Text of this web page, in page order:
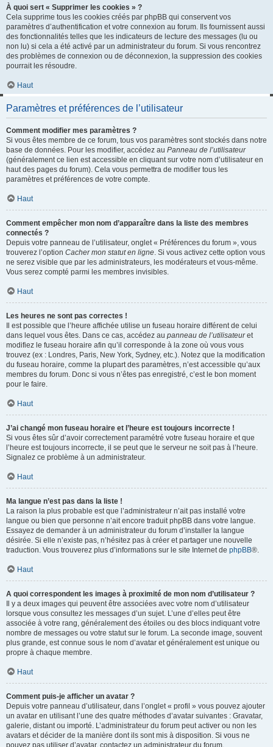
À quoi sert « Supprimer les cookies » ?
Cela supprime tous les cookies créés par phpBB qui conservent vos
paramètres d’authentification et votre connexion au forum. Ils fournissent aussi
des fonctionnalités telles que les indicateurs de lecture des messages (lu ou
non lu) si cela a été activé par un administrateur du forum. Si vous rencontrez
des problèmes de connexion ou de déconnexion, la suppression des cookies
pourrait les résoudre.
Haut
Paramètres et préférences de l’utilisateur
Comment modifier mes paramètres ?
Si vous êtes membre de ce forum, tous vos paramètres sont stockés dans notre
base de données. Pour les modifier, accédez au Panneau de l’utilisateur
(généralement ce lien est accessible en cliquant sur votre nom d’utilisateur en
haut des pages du forum). Cela vous permettra de modifier tous les
paramètres et préférences de votre compte.
Haut
Comment empêcher mon nom d’apparaître dans la liste des membres
connectés ?
Depuis votre panneau de l’utilisateur, onglet « Préférences du forum », vous
trouverez l’option Cacher mon statut en ligne. Si vous activez cette option vous
ne serez visible que par les administrateurs, les modérateurs et vous-même.
Vous serez compté parmi les membres invisibles.
Haut
Les heures ne sont pas correctes !
Il est possible que l’heure affichée utilise un fuseau horaire différent de celui
dans lequel vous êtes. Dans ce cas, accédez au panneau de l’utilisateuret
modifiez le fuseau horaire afin qu’il corresponde à la zone où vous vous
trouvez (ex : Londres, Paris, New York, Sydney, etc.). Notez que la modification
du fuseau horaire, comme la plupart des paramètres, n’est accessible qu’aux
membres du forum. Donc si vous n’êtes pas enregistré, c’est le bon moment
pour le faire.
Haut
J’ai changé mon fuseau horaire et l’heure est toujours incorrecte !
Si vous êtes sûr d’avoir correctement paramétré votre fuseau horaire et que
l’heure est toujours incorrecte, il se peut que le serveur ne soit pas à l’heure.
Signalez ce problème à un administrateur.
Haut
Ma langue n’est pas dans la liste !
La raison la plus probable est que l’administrateur n’ait pas installé votre
langue ou bien que personne n’ait encore traduit phpBB dans votre langue.
Essayez de demander à un administrateur du forum d’installer la langue
désirée. Si elle n’existe pas, n’hésitez pas à créer et partager une nouvelle
traduction. Vous trouverez plus d’informations sur le site Internet de phpBB®.
Haut
A quoi correspondent les images à proximité de mon nom d’utilisateur ?
Il y a deux images qui peuvent être associées avec votre nom d’utilisateur
lorsque vous consultez les messages d’un sujet. L’une d’elles peut être
associée à votre rang, généralement des étoiles ou des blocs indiquant votre
nombre de messages ou votre statut sur le forum. La seconde image, souvent
plus grande, est connue sous le nom d’avatar et généralement est unique ou
propre à chaque membre.
Haut
Comment puis-je afficher un avatar ?
Depuis votre panneau d’utilisateur, dans l’onglet « profil » vous pouvez ajouter
un avatar en utilisant l’une des quatre méthodes d’avatar suivantes : Gravatar,
galerie, distant ou importé. L’administrateur du forum peut activer ou non les
avatars et décider de la manière dont ils sont mis à disposition. Si vous ne
pouvez pas utiliser d’avatar, contactez un administrateur du forum.